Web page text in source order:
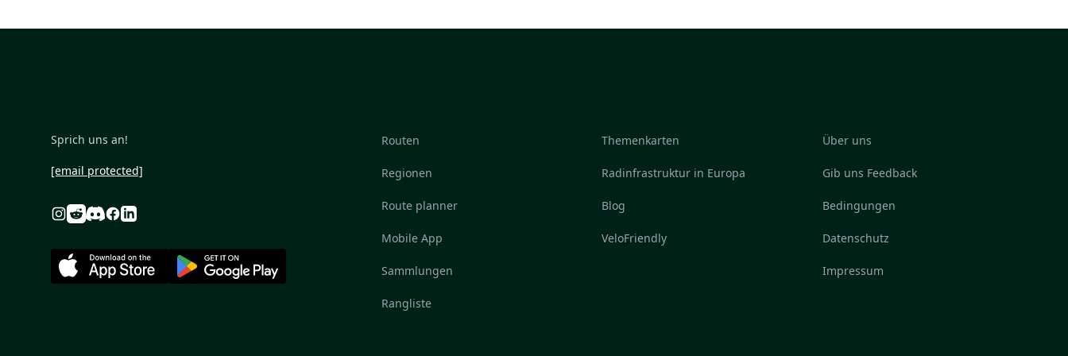
Sprich uns an!
[email protected]
Instagram
RedditDiscord
Facebook
Linkedin
Routen
Regionen
Route planner
Mobile App
Sammlungen
Rangliste
Themenkarten
Radinfrastruktur in Europa
Blog
VeloFriendly
Über uns
Gib uns Feedback
Bedingungen
Datenschutz
Impressum